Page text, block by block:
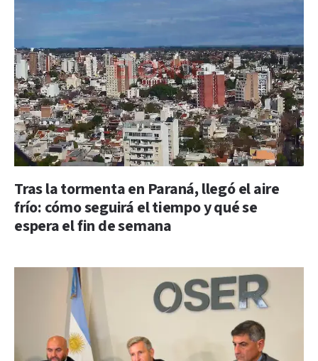
Tras la tormenta en Paraná, llegó el aire
frío: cómo seguirá el tiempo y qué se
espera el fin de semana